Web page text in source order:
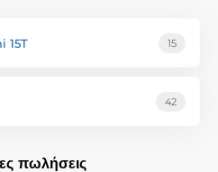
15T 15
42
πωλήσεις